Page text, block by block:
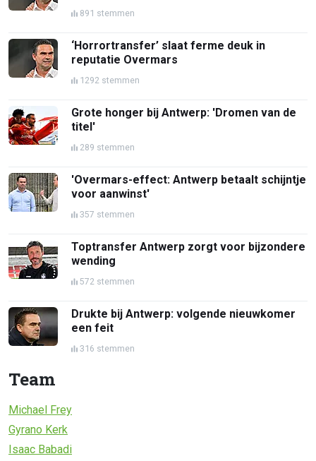
891 stemmen
‘Horrortransfer’ slaat ferme deuk in
reputatie Overmars
1292 stemmen
Grote honger bij Antwerp: 'Dromen van de
titel'
289 stemmen
'Overmars-effect: Antwerp betaalt schijntje
voor aanwinst'
357 stemmen
Toptransfer Antwerp zorgt voor bijzondere
wending
572 stemmen
Drukte bij Antwerp: volgende nieuwkomer
een feit
316 stemmen
Team
Michael Frey
Gyrano Kerk
Isaac Babadi